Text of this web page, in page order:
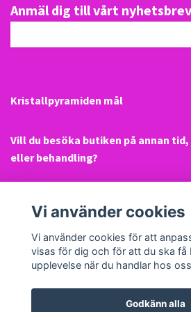
Anmäl dig till vårt nyhetsbrev
Kristallpyramiden mål
Vill du besöka butiken på annan
eller behandling?
Sociala medier
Vi använder cookies
Vi använder cookies för att
visas för dig och för att du ska få
upplevelse när du handlar hos
Godkänn alla